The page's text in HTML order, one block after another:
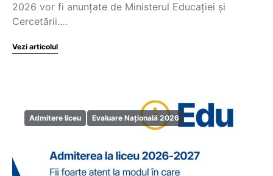
2026 vor fi anunțate de Ministerul Educației și
Cercetării.…
Vezi articolul
Admitere liceu Evaluare Națională 2026